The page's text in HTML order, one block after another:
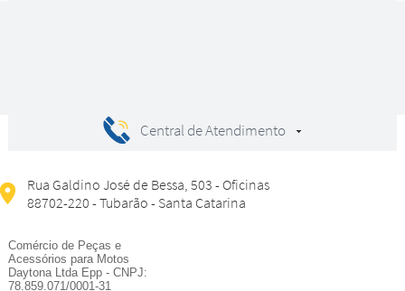
Central de Atendimento
Rua Galdino José de Bessa, 503 - Oficinas
88702-220 - Tubarão - Santa Catarina
Comércio de Peças e
Acessórios para Motos
Daytona Ltda Epp - CNPJ:
78.859.071/0001-31